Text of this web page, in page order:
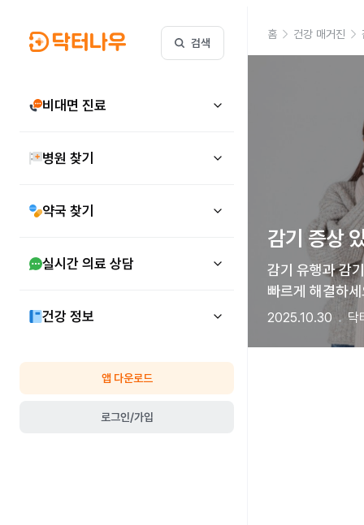
검색
비대면 진료
병원 찾기
약국 찾기
실시간 의료 상담
건강 정보
앱 다운로드
로그인/가입
홈 건강 매거진
감기 증상
감기 유행과 감
빠르게 해결하
2025.10.30 닥